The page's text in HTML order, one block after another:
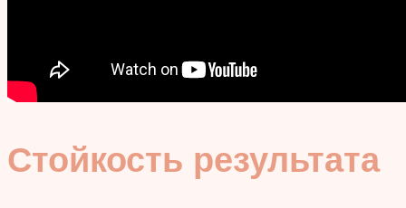
Стойкость результата